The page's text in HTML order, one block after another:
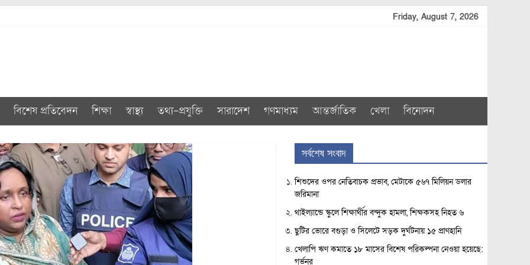
Friday, August 7, 2026
বিশেষ প্রতিবেদন শিক্ষা স্বাস্থ্য তথ্য-প্রযুক্তি সারাদেশ গণমাধ্যম আন্তর্জাতিক খেলা বিনোদন
সর্বশেষ সংবাদ
শিশুদের ওপর নেতিবাচক প্রভাব, মেটাকে ৫৬৭ মিলিয়ন ডলার
জরিমানা
থাইল্যান্ডে স্কুলে শিক্ষার্থীর বন্দুক হামলা, শিক্ষকসহ নিহত ৬
ছুটির ভোরে বগুড়া ও সিলেটে সড়ক দুর্ঘটনায় ১৫ প্রাণহানি
খেলাপি ঋণ কমাতে ১৮ মাসের বিশেষ পরিকল্পনা নেওয়া হয়েছে:
গর্ভনর